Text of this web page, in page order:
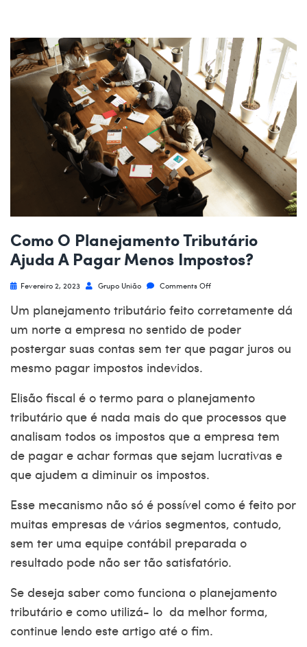
Como O Planejamento Tributário
Ajuda A Pagar Menos Impostos?
Fevereiro 2, 2023 Grupo União Comments Off
Um planejamento tributário feito corretamente dá
um norte a empresa no sentido de poder
postergar suas contas sem ter que pagar juros ou
mesmo pagar impostos indevidos.
Elisão fiscal é o termo para o planejamento
tributário que é nada mais do que processos que
analisam todos os impostos que a empresa tem
de pagar e achar formas que sejam lucrativas e
que ajudem a diminuir os impostos.
Esse mecanismo não só é possível como é feito por
muitas empresas de vários segmentos, contudo,
sem ter uma equipe contábil preparada o
resultado pode não ser tão satisfatório.
Se deseja saber como funciona o planejamento
tributário e como utilizá- lo da melhor forma,
continue lendo este artigo até o fim.